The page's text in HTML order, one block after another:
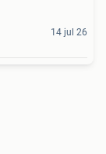
14 jul 26